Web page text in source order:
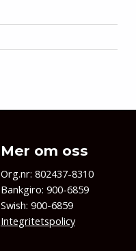
Mer om oss
Org.nr: 802437-8310
Bankgiro: 900-6859
Swish: 900-6859
Integritetspolicy